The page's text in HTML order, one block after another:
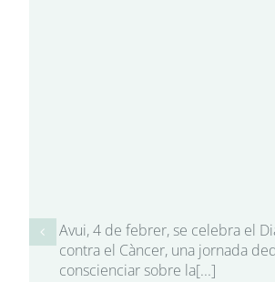
Avui, 4 de febrer, se celebra el
contra el Càncer, una jornada
conscienciar sobre la[...]